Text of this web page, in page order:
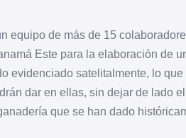
equipo de más de 15
Este para la elaboración de
evidenciado satelitalmente, lo
dar en ellas, sin dejar de lado
que se han dado